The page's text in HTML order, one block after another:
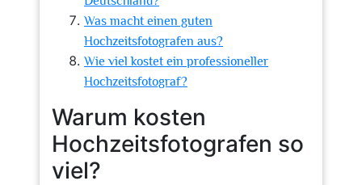
Was macht einen guten
Hochzeitsfotografen aus?
Wie viel kostet ein professioneller
Hochzeitsfotograf?
Warum kosten
Hochzeitsfotografen so
viel?